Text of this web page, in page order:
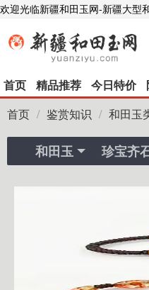
欢迎光临新疆和田玉网-新疆大型
首页 精品推荐 今日特价
首页 / 鉴赏知识 / 和田玉
和田玉 珍宝齐